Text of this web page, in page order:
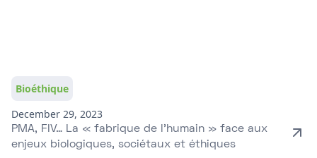
Bioéthique
December 29, 2023
PMA, FIV… La « fabrique de l’humain » face aux
enjeux biologiques, sociétaux et éthiques